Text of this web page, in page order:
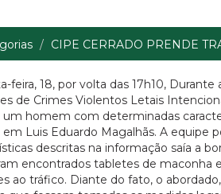
CIPE CERRADO PRENDE
feira, 18, por volta das 17h10,
de Crimes Violentos Letais
um homem com determinadas
em Luis Eduardo Magalhãs. A
descritas na informação saía a
encontrados tabletes de maconha
ao tráfico. Diante do fato, o